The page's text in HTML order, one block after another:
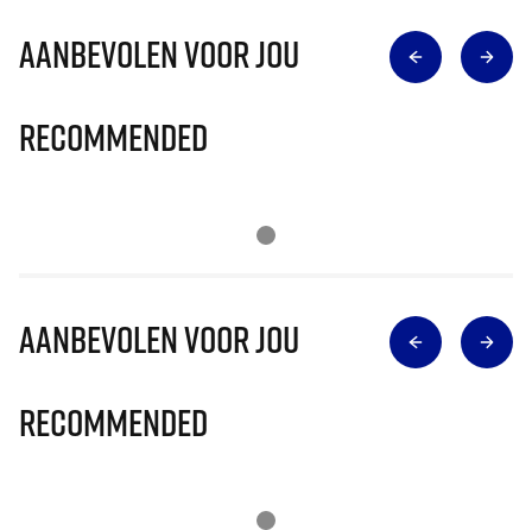
Aanbevolen voor jou
Recommended
Aanbevolen voor jou
Recommended